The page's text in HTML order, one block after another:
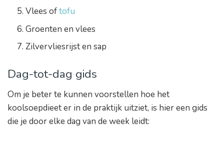
Vlees oftofu
Groenten en vlees
Zilvervliesrijst en sap
Dag-tot-dag gids
Om je beter te kunnen voorstellen hoe het
koolsoepdieet er in de praktijk uitziet, is hier een gids
die je door elke dag van de week leidt: